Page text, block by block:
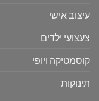
עיצוב אישי
צעצועי ילדים
קוסמטיקה ויופי
תינוקות